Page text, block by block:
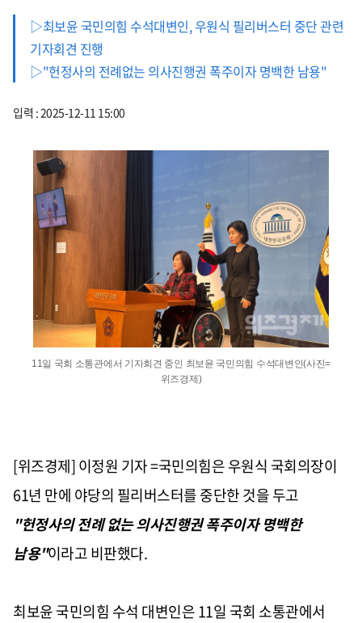
▷최보윤 국민의힘 수석대변인, 우원식 필리버스터 중단 관련
기자회견 진행
▷"헌정사의 전례없는 의사진행권 폭주이자 명백한 남용"
입력 : 2025-12-11 15:00
11일 국회 소통관에서 기자회견 중인 최보윤 국민의힘 수석대변인(사진=
위즈경제)
[위즈경제] 이정원 기자 =국민의힘은 우원식 국회의장이
61년 만에 야당의 필리버스터를 중단한 것을 두고
"헌정사의 전례 없는 의사진행권 폭주이자 명백한
남용"이라고 비판했다.
최보윤 국민의힘 수석 대변인은 11일 국회 소통관에서